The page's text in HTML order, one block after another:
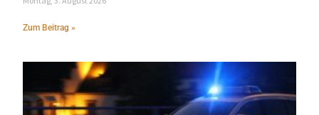
Zum Beitrag »